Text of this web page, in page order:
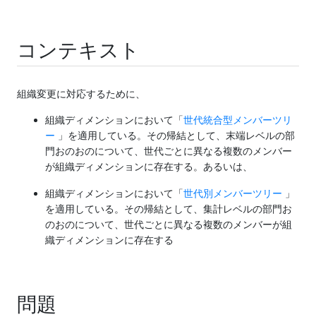
コンテキスト
組織変更に対応するために、
組織ディメンションにおいて「世代統合型メンバーツリ
ー 」を適用している。その帰結として、末端レベルの部
門おのおのについて、世代ごとに異なる複数のメンバー
が組織ディメンションに存在する。あるいは、
組織ディメンションにおいて「世代別メンバーツリー 」
を適用している。その帰結として、集計レベルの部門お
のおのについて、世代ごとに異なる複数のメンバーが組
織ディメンションに存在する
問題